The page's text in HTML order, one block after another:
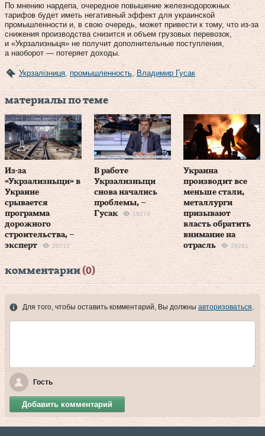
По мнению нардепа, очередное повышение железнодорожных
тарифов будет иметь негативный эффект для украинской
промышленности и, в свою очередь, может привести к тому, что из-за
снижения производства снизится и объем грузовых перевозок,
и «Укрзализныця» не получит дополнительные поступления,
а наоборот — потеряет доходы.
Укрзалізниця промышленность Владимир Гусак
материалы по теме
Из-за
«Укрзализныци» в
Украине
срывается
программа
дорожного
строительства, –
эксперт
20712
В работе
Укрзализныци
снова начались
проблемы, –
Гусак
19279
Украина
производит все
меньше стали,
металлурги
призывают
власть обратить
внимание на
отрасль
39281
комментарии (0)
Для того, чтобы оставить комментарий, Вы должны авторизоваться.
Гость
Добавить комментарий